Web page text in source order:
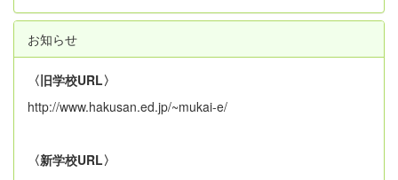
分たちができることについて考えられたと思
います。 「おとなになれなかった弟たち
に...」は中学１年生の国語の教科書にも掲載
されているとのことですので機会があれば読
んでみていただければ幸いです。 他の学
年・学級でも、平和について考える取組を夏
１年生も１学期最後の給食・初めてのセ
給食開始日は、９月１日（火）です。
お知らせ
〈旧学校URL〉
http://www.hakusan.ed.jp/~mukai-e/
〈新学校URL〉